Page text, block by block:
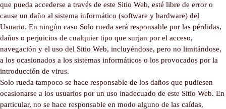
que pueda accederse a través de este Sitio Web, esté libre de error o
cause un daño al sistema informático (software y hardware) del
Usuario. En ningún caso Solo rueda será responsable por las pérdidas,
daños o perjuicios de cualquier tipo que surjan por el acceso,
navegación y el uso del Sitio Web, incluyéndose, pero no limitándose,
a los ocasionados a los sistemas informáticos o los provocados por la
introducción de virus.
Solo rueda tampoco se hace responsable de los daños que pudiesen
ocasionarse a los usuarios por un uso inadecuado de este Sitio Web. En
particular, no se hace responsable en modo alguno de las caídas,